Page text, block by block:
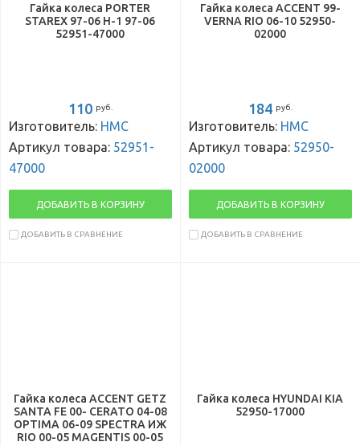
Гайка колеса PORTER
STAREX 97-06 H-1 97-06
52951-47000
110 руб.
Изготовитель: HMC
Артикул товара: 52951-
47000
ДОБАВИТЬ В КОРЗИНУ
ДОБАВИТЬ В СРАВНЕНИЕ
Гайка колеса ACCENT 99-
VERNA RIO 06-10 52950-
02000
184 руб.
Изготовитель: HMC
Артикул товара: 52950-
02000
ДОБАВИТЬ В КОРЗИНУ
ДОБАВИТЬ В СРАВНЕНИЕ
Гайка колеса ACCENT GETZ
SANTA FE 00- CERATO 04-08
OPTIMA 06-09 SPECTRA ИЖ
RIO 00-05 MAGENTIS 00-05
Гайка колеса HYUNDAI KIA
52950-17000